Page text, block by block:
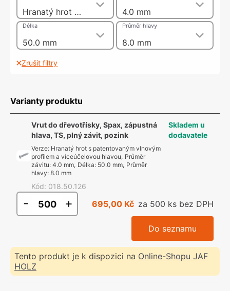
Hranatý hrot s patentovaným vlnovým profilem a víceúčelovou hlavou 4.0 mm
50.0 mm
Délka
8.0 mm
Průměr hlavy
Zrušit filtry
Varianty produktu
Vrut do dřevotřísky, Spax, zápustná
hlava, TS, plný závit, pozink
Verze: Hranatý hrot s patentovaným vlnovým
profilem a víceúčelovou hlavou, Průměr
závitu: 4.0 mm, Délka: 50.0 mm, Průměr
hlavy: 8.0 mm
Kód: 018.50.126
Skladem u
dodavatele
- + 695,00 Kč za 500 ks bez DPH
Do seznamu
Tento produkt je k dispozici na Online-Shopu JAF
HOLZ